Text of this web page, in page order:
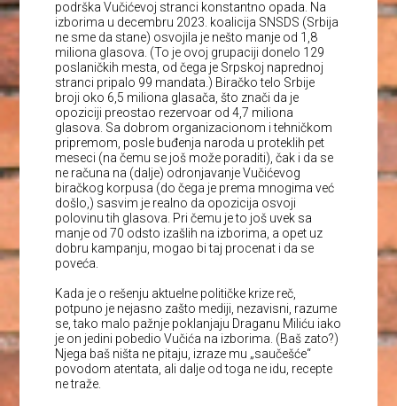
podrška Vučićevoj stranci konstantno opada. Na
izborima u decembru 2023. koalicija SNSDS (Srbija
ne sme da stane) osvojila je nešto manje od 1,8
miliona glasova. (To je ovoj grupaciji donelo 129
poslaničkih mesta, od čega je Srpskoj naprednoj
stranci pripalo 99 mandata.) Biračko telo Srbije
broji oko 6,5 miliona glasača, što znači da je
opoziciji preostao rezervoar od 4,7 miliona
glasova. Sa dobrom organizacionom i tehničkom
pripremom, posle buđenja naroda u proteklih pet
meseci (na čemu se još može poraditi), čak i da se
ne računa na (dalje) odronjavanje Vučićevog
biračkog korpusa (do čega je prema mnogima već
došlo,) sasvim je realno da opozicija osvoji
polovinu tih glasova. Pri čemu je to još uvek sa
manje od 70 odsto izašlih na izborima, a opet uz
dobru kampanju, mogao bi taj procenat i da se
poveća.
Kada je o rešenju aktuelne političke krize reč,
potpuno je nejasno zašto mediji, nezavisni, razume
se, tako malo pažnje poklanjaju Draganu Miliću iako
je on jedini pobedio Vučića na izborima. (Baš zato?)
Njega baš ništa ne pitaju, izraze mu „saučešće“
povodom atentata, ali dalje od toga ne idu, recepte
ne traže.